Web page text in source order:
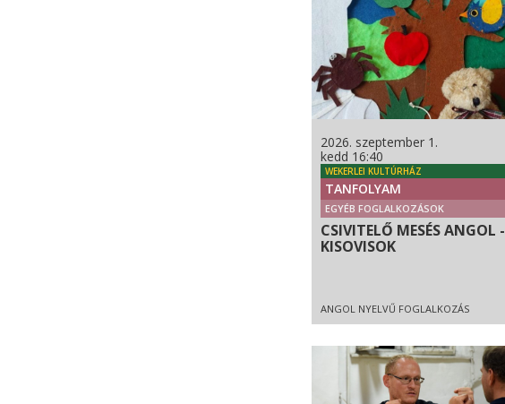
2026. szeptember 1.
kedd 16:40
WEKERLEI KULTÚRHÁZ
TANFOLYAM
EGYÉB FOGLALKOZÁSOK
CSIVITELŐ MESÉS ANGOL -
KISOVISOK
ANGOL NYELVŰ FOGLALKOZÁS